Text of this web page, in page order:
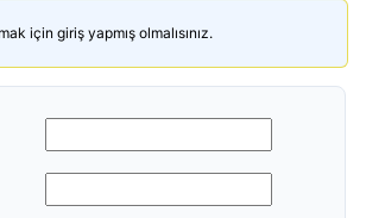
için giriş yapmış olmalısınız.